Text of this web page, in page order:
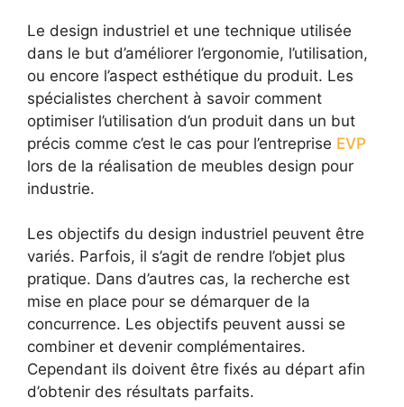
Le design industriel et une technique utilisée
dans le but d’améliorer l’ergonomie, l’utilisation,
ou encore l’aspect esthétique du produit. Les
spécialistes cherchent à savoir comment
optimiser l’utilisation d’un produit dans un but
précis comme c’est le cas pour l’entreprise EVP
lors de la réalisation de meubles design pour
industrie.
Les objectifs du design industriel peuvent être
variés. Parfois, il s’agit de rendre l’objet plus
pratique. Dans d’autres cas, la recherche est
mise en place pour se démarquer de la
concurrence. Les objectifs peuvent aussi se
combiner et devenir complémentaires.
Cependant ils doivent être fixés au départ afin
d’obtenir des résultats parfaits.